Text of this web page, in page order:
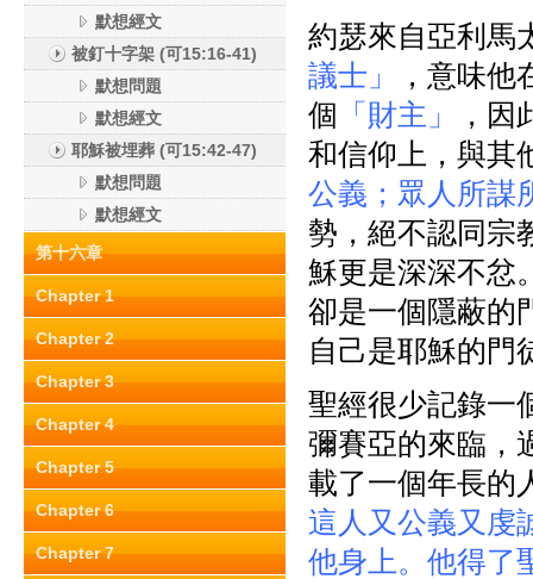
默想經文
被釘十字架 (可15:16-41)
默想問題
默想經文
耶穌被埋葬 (可15:42-47)
默想問題
默想經文
第十六章
Chapter 1
Chapter 2
Chapter 3
Chapter 4
Chapter 5
Chapter 6
Chapter 7
約瑟來自亞利馬
議士」
，意味
個 「財主」
，
和信仰上，與其
公義；眾人所謀
勢，絕不認同宗
穌更是深深不忿
卻是一個隱蔽的
自己是耶穌的門
聖經很少記錄一
彌賽亞的來臨，
載了一個年長的
這人又公義又虔
他身上。他得了